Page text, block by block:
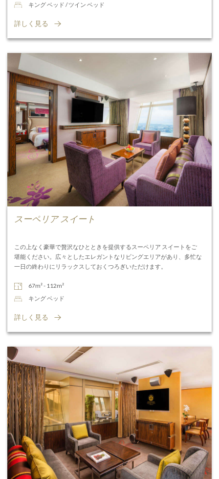
キング ベッド / ツイン ベッド
詳しく見る
スーペリア スイート
この上なく豪華で贅沢なひとときを提供するスーペリア スイートをご
堪能ください。広々としたエレガントなリビングエリアがあり、多忙な
一日の終わりにリラックスしておくつろぎいただけます。
67m² - 112m²
キング ベッド
詳しく見る